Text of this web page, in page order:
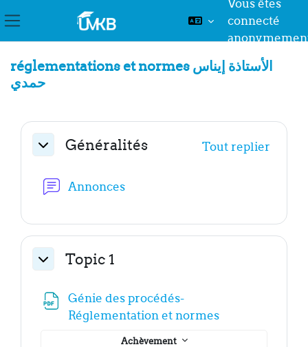
Panneau latéral
Vous êtes
connecté
réglementations et normes الأستاذة إيناس
حمدي
Résumé de section
Replier
Généralités Tout replier
Annonces
Replier
Topic 1
Génie des procédés-
Réglementation et normes
Achèvement